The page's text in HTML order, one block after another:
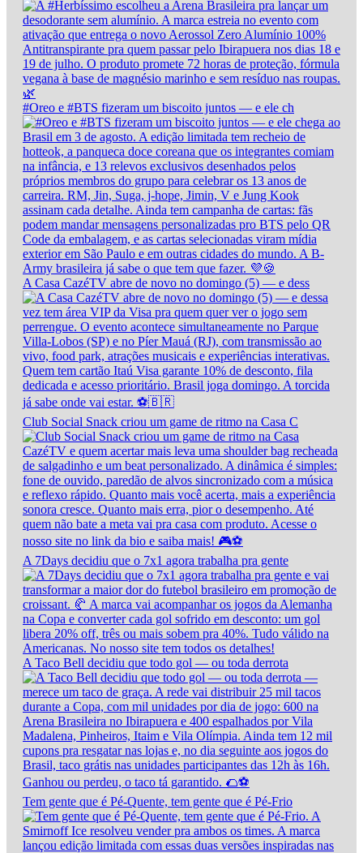
#Oreo e #BTS fizeram um biscoito juntos — e ele ch
A Casa CazéTV abre de novo no domingo (5) — e dess
Club Social Snack criou um game de ritmo na Casa C
A 7Days decidiu que o 7x1 agora trabalha pra gente
A Taco Bell decidiu que todo gol — ou toda derrota
Tem gente que é Pé-Quente, tem gente que é Pé-Frio